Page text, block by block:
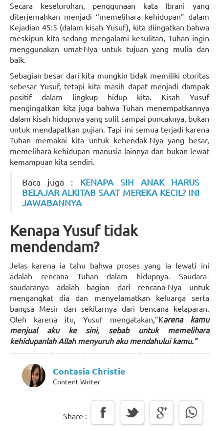
Secara keseluruhan, penggunaan kata Ibrani yang
diterjemahkan menjadi “memelihara kehidupan” dalam
Kejadian 45:5 (dalam kisah Yusuf), kita diingatkan bahwa
meskipun kita sedang mengalami kesulitan, Tuhan ingin
menggunakan umat-Nya untuk tujuan yang mulia dan
baik.
Sebagian besar dari kita mungkin tidak memiliki otoritas
sebesar Yusuf, tetapi kita masih dapat menjadi dampak
positif dalam lingkup hidup kita. Kisah Yusuf
mengingatkan kita juga bahwa Tuhan menempatkannya
dalam kisah hidupnya yang sulit sampai puncaknya, bukan
untuk mendapatkan pujian. Tapi ini semua terjadi karena
Tuhan memakai kita untuk kehendak-Nya yang besar,
memelihara kehidupan manusia lainnya dan bukan lewat
kemampuan kita sendiri.
Baca juga : KENAPA SIH ANAK HARUS
BELAJAR ALKITAB SAAT MEREKA KECIL? INI
JAWABANNYA
Kenapa Yusuf tidak
mendendam?
Jelas karena ia tahu bahwa proses yang ia lewati ini
adalah rencana Tuhan dalam hidupnya. Saudara-
saudaranya adalah bagian dari rencana-Nya untuk
mengangkat dia dan menyelamatkan keluarga serta
bangsa Mesir dan sekitarnya dari bencana kelaparan.
Oleh karena itu, Yusuf mengatakan,”Karena kamu
menjual aku ke sini, sebab untuk memelihara
kehidupanlah Allah menyuruh aku mendahului kamu.”
Contasia Christie
Content Writer
Share :